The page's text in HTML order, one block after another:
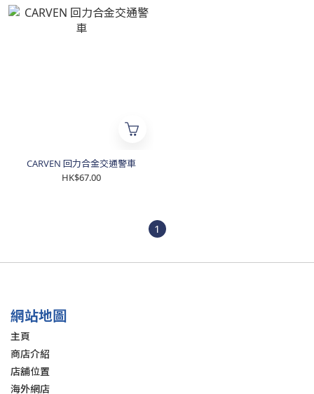
CARVEN 回力合金交通警車
HK$67.00
1
網站地圖
主頁
商店介紹
店舖位置
海外網店